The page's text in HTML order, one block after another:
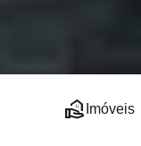
real_estate_agent Imóveis